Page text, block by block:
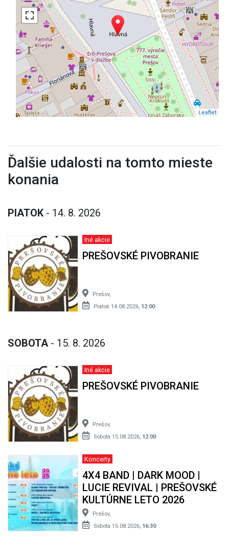
Leaflet
Ďalšie udalosti na tomto mieste
konania
PIATOK - 14. 8. 2026
Iné akcie
PREŠOVSKÉ PIVOBRANIE
Prešov,
Piatok 14.08.2026, 12:00
SOBOTA - 15. 8. 2026
Iné akcie
PREŠOVSKÉ PIVOBRANIE
Prešov,
Sobota 15.08.2026, 12:00
Koncerty
4X4 BAND | DARK MOOD |
LUCIE REVIVAL | PREŠOVSKÉ
KULTÚRNE LETO 2026
Prešov,
Sobota 15.08.2026, 16:30